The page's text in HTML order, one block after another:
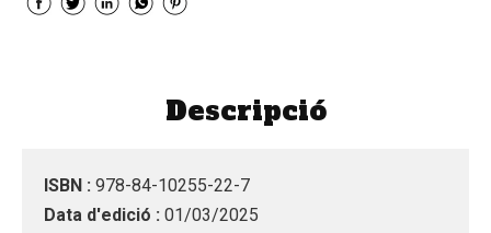
Descripció
ISBN : 978-84-10255-22-7
Data d'edició : 01/03/2025